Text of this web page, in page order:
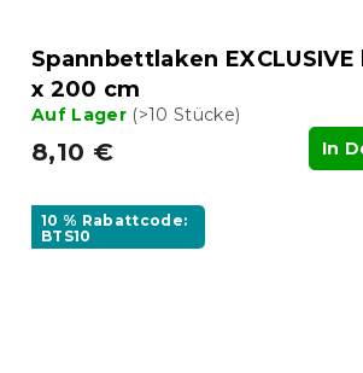
Spannbettlaken
x 200 cm
Auf Lager (>10 Stücke)
8,10 € In
10 % Rabattcode:
BTS10